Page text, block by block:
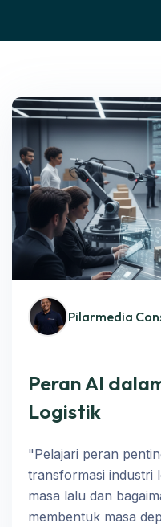
Pilarmedia
Peran AI
Logistik
"Pelajari peran
transformasi industri
masa lalu dan
membentuk masa